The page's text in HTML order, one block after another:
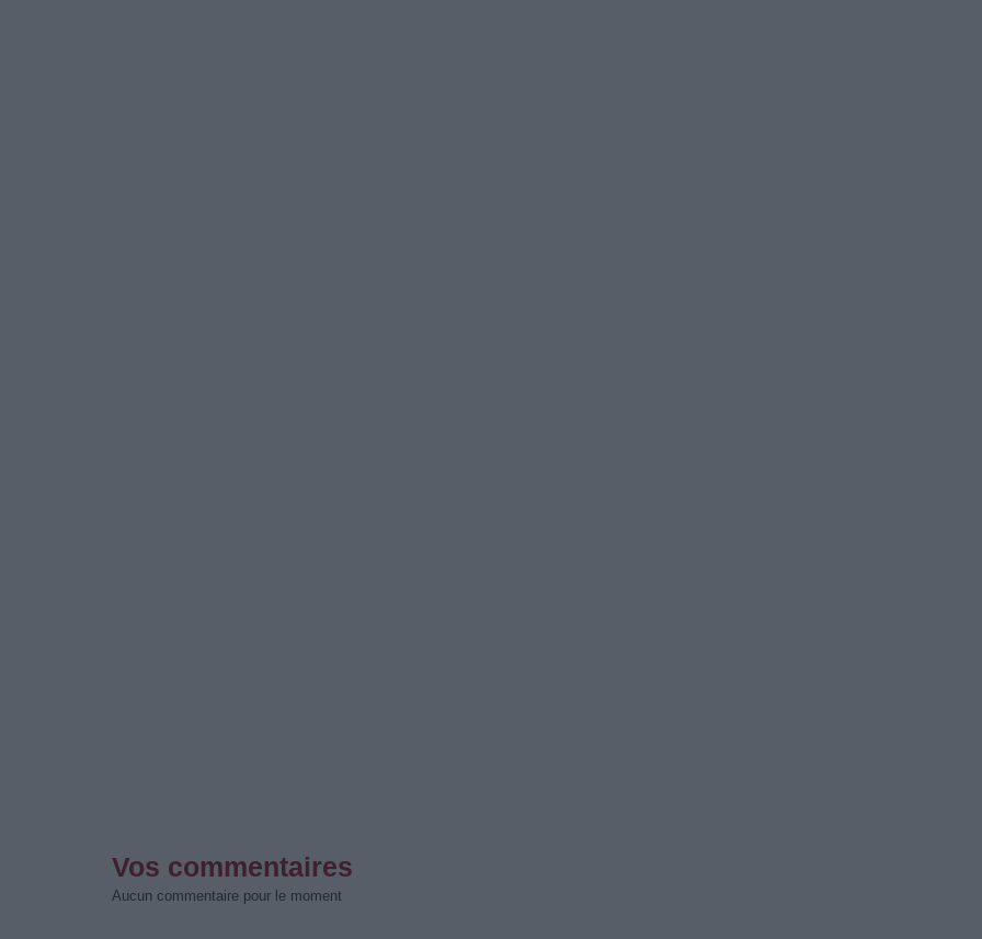
Vos commentaires
Aucun commentaire pour le moment